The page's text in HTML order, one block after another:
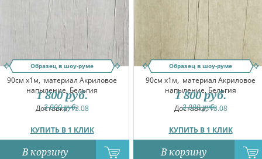
Образец в шоу-руме
90см x1м, материал Акриловое
напыление, Бельгия
Доставка:13.08
КУПИТЬ В 1 КЛИК
3 000руб.
1 800 руб.
В корзину
Образец в шоу-руме
90см x1м, материал Акриловое
напыление, Бельгия
Доставка:13.08
КУПИТЬ В 1 КЛИК
3 000руб.
1 800 руб.
В корзину